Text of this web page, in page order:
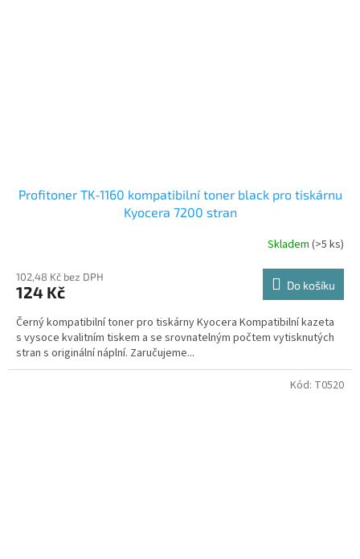
Profitoner TK-1160 kompatibilní toner black pro tiskárnu
Kyocera 7200 stran
Skladem (>5 ks)
102,48 Kč bez DPH
124 Kč Do košíku
Černý kompatibilní toner pro tiskárny Kyocera Kompatibilní kazeta
s vysoce kvalitním tiskem a se srovnatelným počtem vytisknutých
stran s originální náplní. Zaručujeme...
Kód: T0520